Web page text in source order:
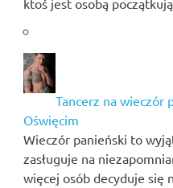
ktoś jest osobą
Tancerz na wieczór
Oświęcim
Wieczór panieński to
zasługuje na
więcej osób decyduje się